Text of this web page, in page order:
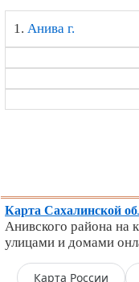
1. Анива г.
Карта Сахалинской
Анивского района на
улицами и домами
Карта России